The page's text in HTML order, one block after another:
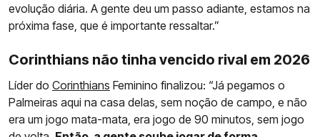
evolução diária. A gente deu um passo adiante, estamos na
próxima fase, que é importante ressaltar.”
Corinthians não tinha vencido rival em 2026
Líder do Corinthians Feminino finalizou: “Já pegamos o
Palmeiras aqui na casa delas, sem noção de campo, e não
era um jogo mata-mata, era jogo de 90 minutos, sem jogo